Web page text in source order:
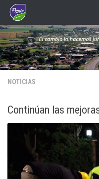
Saltar al contenido
NOTICIAS
Continúan las